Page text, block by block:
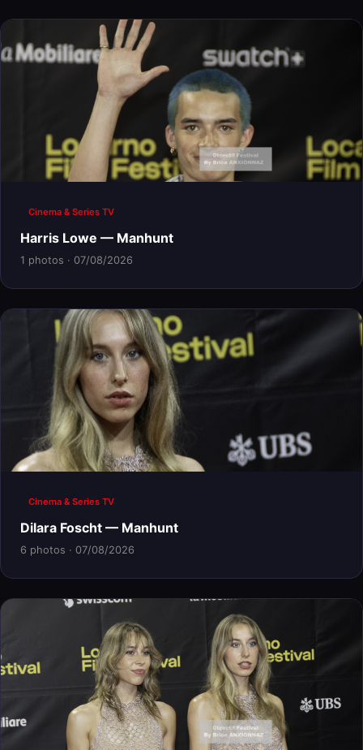
Cinema & Series TV
Harris Lowe — Manhunt
1 photos · 07/08/2026
Cinema & Series TV
Dilara Foscht — Manhunt
6 photos · 07/08/2026